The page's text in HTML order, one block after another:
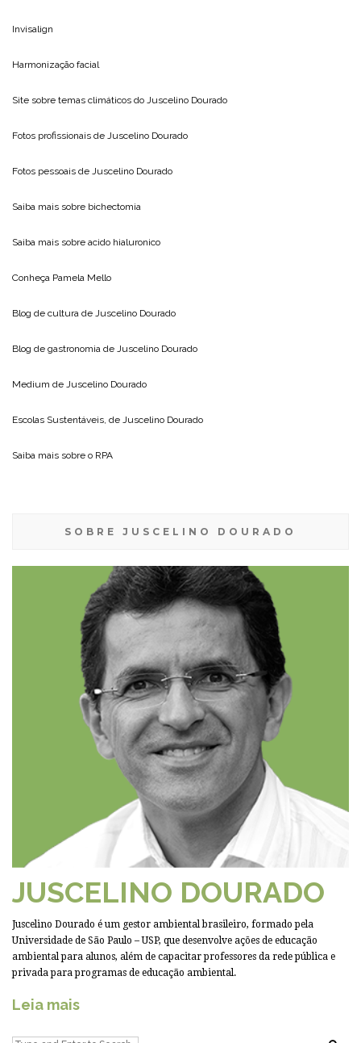
Invisalign
Harmonização facial
Site sobre temas climáticos do Juscelino Dourado
Fotos profissionais de Juscelino Dourado
Fotos pessoais de Juscelino Dourado
Saiba mais sobre bichectomia
Saiba mais sobre acido hialuronico
Conheça Pamela Mello
Blog de cultura de Juscelino Dourado
Blog de gastronomia de Juscelino Dourado
Medium de Juscelino Dourado
Escolas Sustentáveis, de Juscelino Dourado
Saiba mais sobre o RPA
SOBRE JUSCELINO DOURADO
JUSCELINO DOURADO
Juscelino Dourado é um gestor ambiental brasileiro, formado pela
Universidade de São Paulo – USP, que desenvolve ações de educação
ambiental para alunos, além de capacitar professores da rede pública e
privada para programas de educação ambiental.
Leia mais